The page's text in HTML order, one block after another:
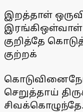
இறத்தாள்
இரங்கிஒள்வாள்
குறித்தே
குற்றக்
செறுத்தாய்
சிவக்கொழுந்தே.